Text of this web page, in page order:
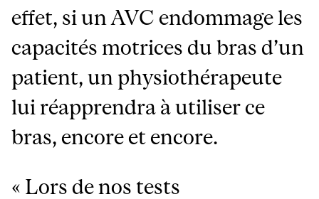
effet, si un AVC endommage les
capacités motrices du bras d’un
patient, un physiothérapeute
lui réapprendra à utiliser ce
bras, encore et encore.
« Lors de nos tests